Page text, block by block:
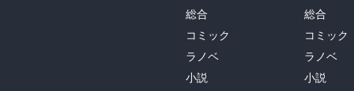
総合
コミック
ラノベ
小説
総合
コミック
ラノベ
小説